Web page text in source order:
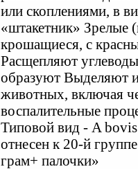
или скоплениями, в
«штакетник» Зрелые
крошащиеся, с
Расщепляют
образуют Выделяют
животных, включая
воспалительные
Типовой вид - A
отнесен к 20-й
грам+ палочки»